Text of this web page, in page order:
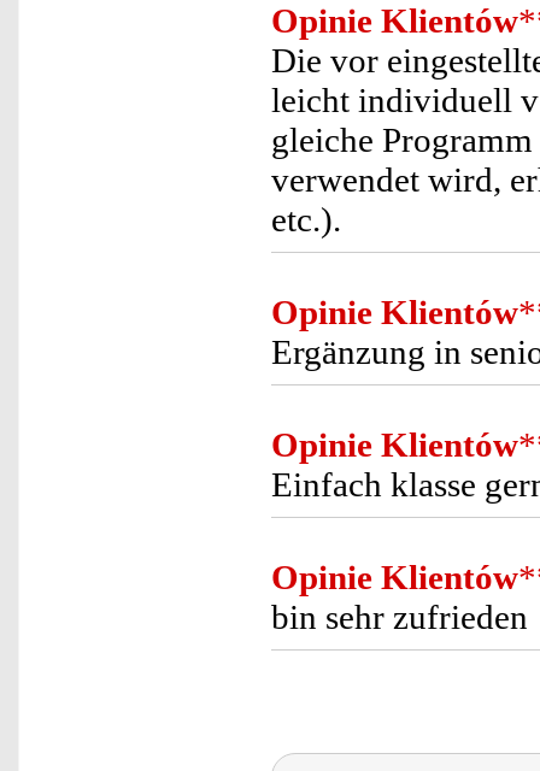
Opinie Klientów
Die vor
leicht individuell
gleiche
verwendet wird,
etc.).
Opinie Klientów
Ergänzung in
Opinie Klientów
Einfach klasse
Opinie Klientów
bin sehr zufrieden